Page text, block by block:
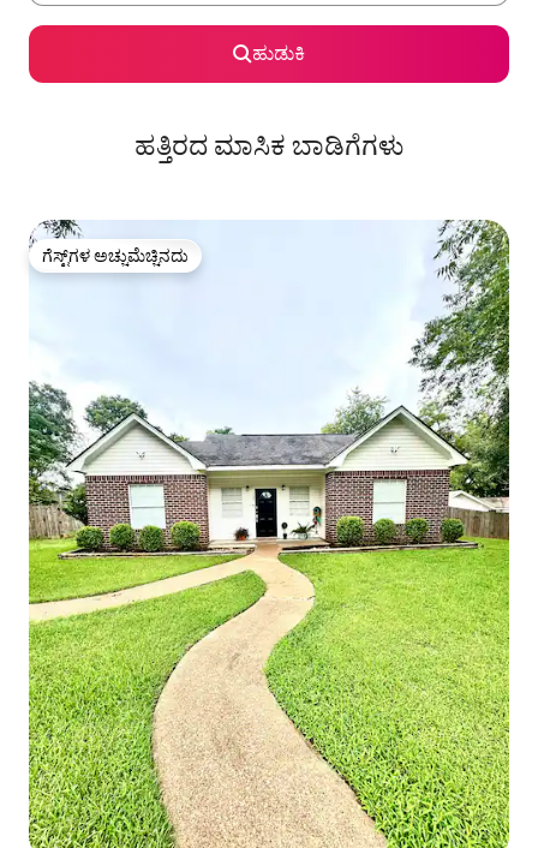
ಹುಡುಕಿ
ಹತ್ತಿರದ ಮಾಸಿಕ ಬಾಡಿಗೆಗಳು
ಗೆಸ್ಟ್‌ಗಳ ಅಚ್ಚುಮೆಚ್ಚಿನದು
ಗೆಸ್ಟ್‌ಗಳ ಅಚ್ಚುಮೆಚ್ಚಿನದು